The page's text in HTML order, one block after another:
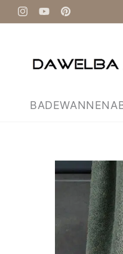
zum
Inhalt
InstagramYouTubePinterest